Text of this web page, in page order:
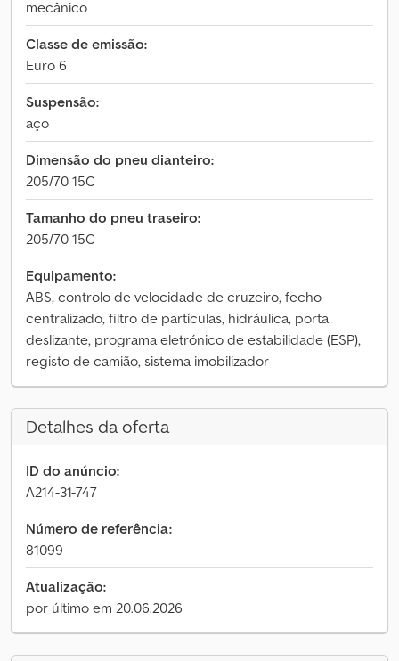
mecânico
Classe de emissão:
Euro 6
Suspensão:
aço
Dimensão do pneu dianteiro:
205/70 15C
Tamanho do pneu traseiro:
205/70 15C
Equipamento:
ABS, controlo de velocidade de cruzeiro, fecho
centralizado, filtro de partículas, hidráulica, porta
deslizante, programa eletrónico de estabilidade (ESP),
registo de camião, sistema imobilizador
Detalhes da oferta
ID do anúncio:
A214-31-747
Número de referência:
81099
Atualização:
por último em 20.06.2026